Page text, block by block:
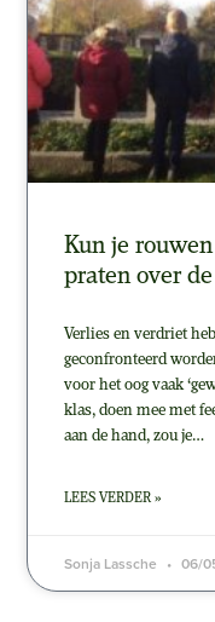
Kun je
praten over
Verlies en verdriet
geconfronteerd
voor het oog vaak
klas, doen mee met
aan de hand, zou je…
LEES VERDER »
Sonja Lassche 06/